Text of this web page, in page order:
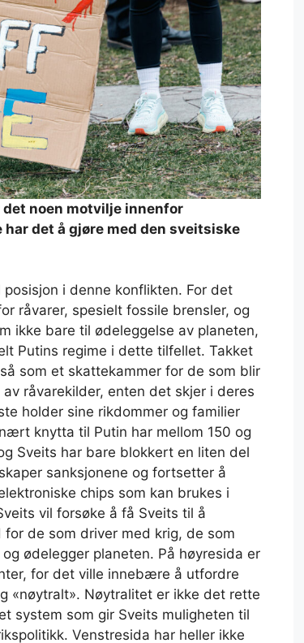
det noen motvilje innenfor
det å gjøre med den sveitsiske
i denne konflikten. For det
råvarer, spesielt fossile brensler, og
ikke bare til ødeleggelse av planeten,
Putins regime i dette tilfellet. Takket
som et skattekammer for de som blir
råvarekilder, enten det skjer i deres
holder sine rikdommer og familier
knytta til Putin har mellom 150 og
Sveits har bare blokkert en liten del
sanksjonene og fortsetter å
chips som kan brukes i
vil forsøke å få Sveits til å
de som driver med krig, de som
ødelegger planeten. På høyresida er
for det ville innebære å utfordre
«nøytralt». Nøytralitet er ikke det rette
system som gir Sveits muligheten til
Venstresida har heller ikke